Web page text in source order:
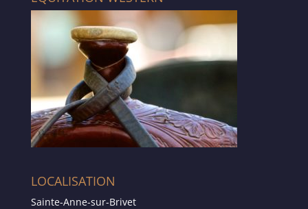
LOCALISATION
Sainte-Anne-sur-Brivet